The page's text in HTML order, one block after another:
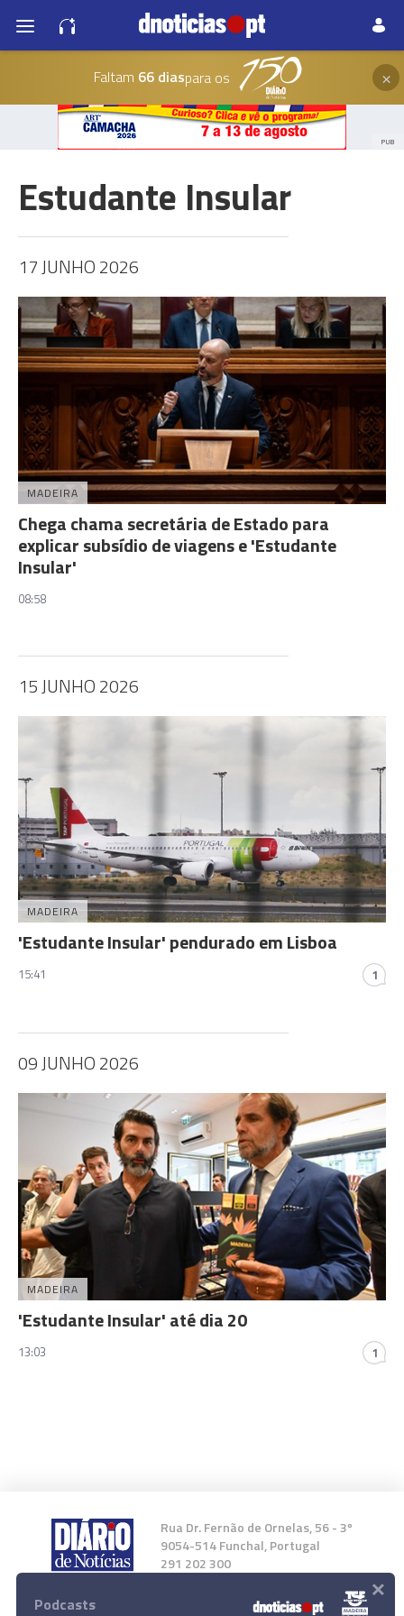
Faltam 66 diaspara os ×
PUB
Estudante Insular
17 JUNHO 2026
MADEIRA
Chega chama secretária de Estado para
explicar subsídio de viagens e 'Estudante
Insular'
08:58
15 JUNHO 2026
MADEIRA
'Estudante Insular' pendurado em Lisboa
15:41 1
09 JUNHO 2026
MADEIRA
'Estudante Insular' até dia 20
13:03 1
Rua Dr. Fernão de Ornelas, 56 - 3º
9054-514 Funchal, Portugal
291 202 300
Instale a nossa App
Podcasts ×